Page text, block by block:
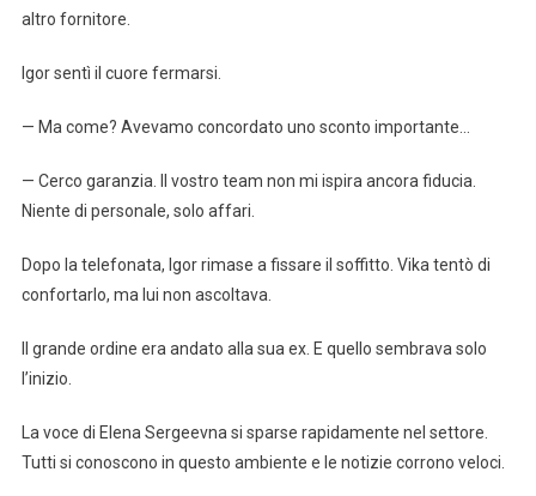
altro fornitore.
Igor sentì il cuore fermarsi.
— Ma come? Avevamo concordato uno sconto importante…
— Cerco garanzia. Il vostro team non mi ispira ancora fiducia.
Niente di personale, solo affari.
Dopo la telefonata, Igor rimase a fissare il soffitto. Vika tentò di
confortarlo, ma lui non ascoltava.
Il grande ordine era andato alla sua ex. E quello sembrava solo
l’inizio.
La voce di Elena Sergeevna si sparse rapidamente nel settore.
Tutti si conoscono in questo ambiente e le notizie corrono veloci.